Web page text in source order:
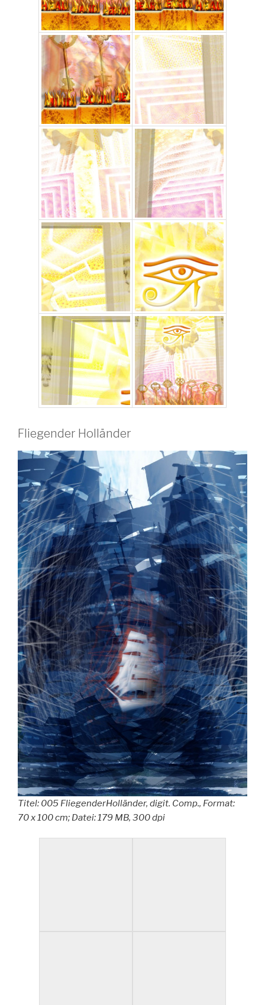
Fliegender Holländer
Titel: 005 FliegenderHolländer, digit. Comp., Format:
70 x 100 cm; Datei: 179 MB, 300 dpi